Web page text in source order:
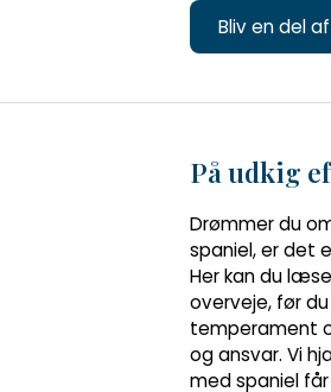
Bliv en del
På udkig
Drømmer du
spaniel, er det
Her kan du
overveje, før
temperament
og ansvar. Vi
med spaniel